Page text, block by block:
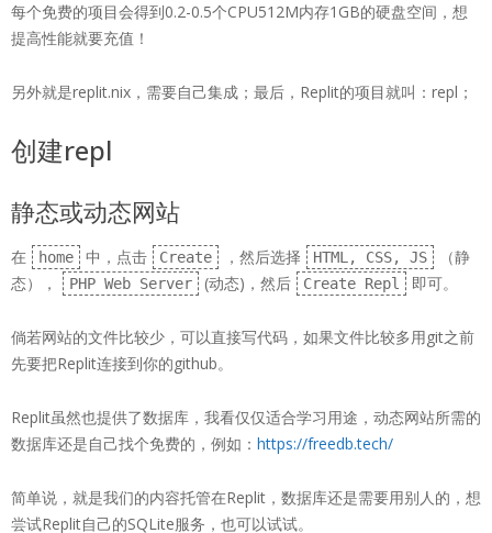
每个免费的项目会得到0.2-0.5个CPU512M内存1GB的硬盘空间，想
提高性能就要充值！
另外就是replit.nix，需要自己集成；最后，Replit的项目就叫：repl；
创建repl
静态或动态网站
在 home 中，点击 Create ，然后选择 HTML, CSS, JS
（静
态），
PHP Web Server (动态)，然后 Create Repl 即可。
倘若网站的文件比较少，可以直接写代码，如果文件比较多用git之前
先要把Replit连接到你的github。
Replit虽然也提供了数据库，我看仅仅适合学习用途，动态网站所需的
数据库还是自己找个免费的，例如： https://freedb.tech/
简单说，就是我们的内容托管在Replit，数据库还是需要用别人的，想
尝试Replit自己的SQLite服务，也可以试试。